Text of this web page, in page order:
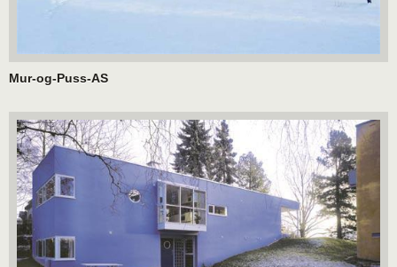
Mur-og-Puss-AS